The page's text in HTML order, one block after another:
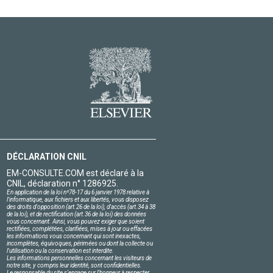
DÉCLARATION CNIL
EM-CONSULTE.COM est déclaré à la
CNIL, déclaration n° 1286925.
En application de la loi nº78-17 du 6 janvier 1978 relative à
l'informatique, aux fichiers et aux libertés, vous disposez
des droits d'opposition (art.26 de la loi), d'accès (art.34 à 38
de la loi), et de rectification (art.36 de la loi) des données
vous concernant. Ainsi, vous pouvez exiger que soient
rectifiées, complétées, clarifiées, mises à jour ou effacées
les informations vous concernant qui sont inexactes,
incomplètes, équivoques, périmées ou dont la collecte ou
l'utilisation ou la conservation est interdite.
Les informations personnelles concernant les visiteurs de
notre site, y compris leur identité, sont confidentielles.